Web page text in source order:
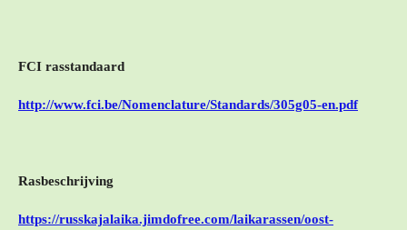
FCI rasstandaard
http://www.fci.be/Nomenclature/Standards/305g05-en.pdf
Rasbeschrijving
https://russkajalaika.jimdofree.com/laikarassen/oost-